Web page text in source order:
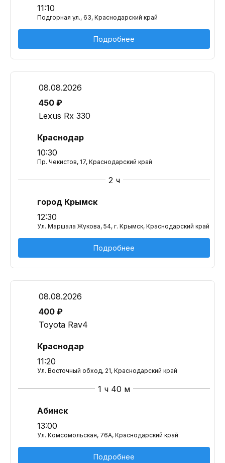
11:10
Подгорная ул., 63, Краснодарский край
Подробнее
08.08.2026
450 ₽
Lexus Rx 330
Краснодар
10:30
Пр. Чекистов, 17, Краснодарский край
2 ч
город Крымск
12:30
Ул. Маршала Жукова, 54, г. Крымск, Краснодарский край
Подробнее
08.08.2026
400 ₽
Toyota Rav4
Краснодар
11:20
Ул. Восточный обход, 21, Краснодарский край
1 ч 40 м
Абинск
13:00
Ул. Комсомольская, 76А, Краснодарский край
Подробнее